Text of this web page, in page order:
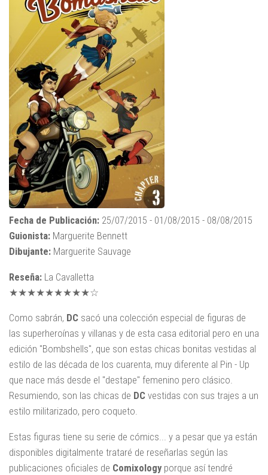
Fecha de Publicación: 25/07/2015 - 01/08/2015 - 08/08/2015
Guionista: Marguerite Bennett
Dibujante: Marguerite Sauvage
Reseña: La Cavalletta
★★★★★★★★★☆
Como sabrán, DC sacó una colección especial de figuras de
las superheroínas y villanas y de esta casa editorial pero en una
edición "Bombshells", que son estas chicas bonitas vestidas al
estilo de las década de los cuarenta, muy diferente al Pin - Up
que nace más desde el "destape" femenino pero clásico.
Resumiendo, son las chicas de DC vestidas con sus trajes a un
estilo militarizado, pero coqueto.
Estas figuras tiene su serie de cómics... y a pesar que ya están
disponibles digitalmente trataré de reseñarlas según las
publicaciones oficiales de Comixology porque así tendré